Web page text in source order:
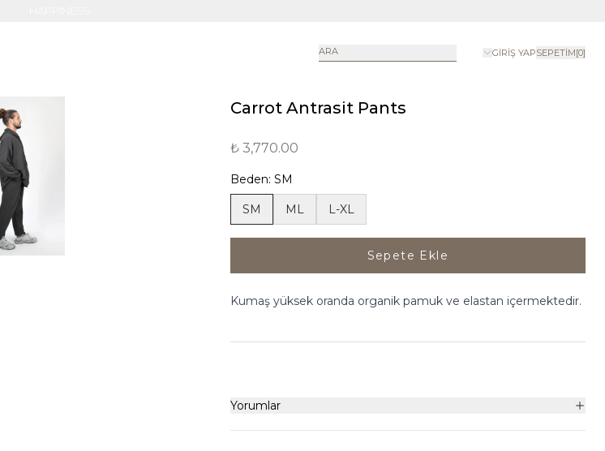
ARA GIRIŞ YAPSEPETIM[0]
Carrot Antrasit Pants
₺ 3,770.00
Beden: SM
SM ML L-XL
Sepete Ekle
Kumaş yüksek oranda organik pamuk ve elastan içermektedir.
Yorumlar